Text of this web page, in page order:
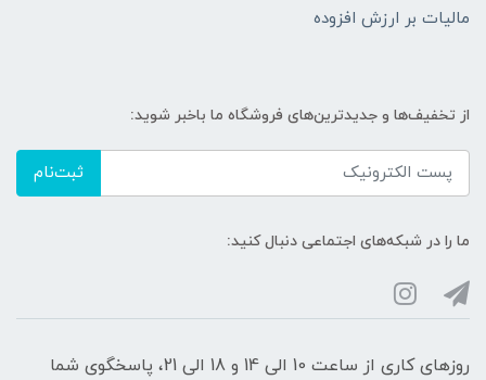
مالیات بر ارزش افزوده
از تخفیف‌ها و جدیدترین‌های فروشگاه ما باخبر شوید:
ثبت‌نام
ما را در شبکه‌های اجتماعی دنبال کنید:
روزهای کاری از ساعت 10 الی 14 و 18 الی 21، پاسخگوی شما